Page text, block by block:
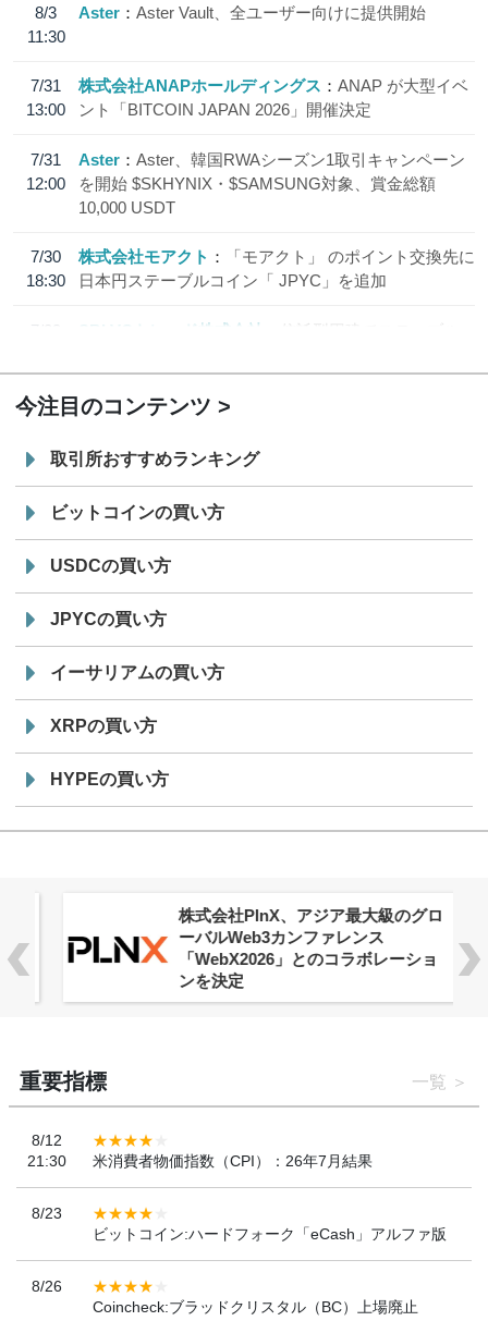
8/3
11:30
Aster Aster Vault、全ユーザー向けに提供開始
7/31
13:00
株式会社ANAPホールディングス
ANAP が大型イベ
ント「BITCOIN JAPAN 2026」開催決定
7/31
12:00
Aster
Aster、韓国RWAシーズン1取引キャンペーン
を開始 $SKHYNIX・$SAMSUNG対象、賞金総額
10,000 USDT
7/30
18:30
株式会社モアクト
「モアクト」 のポイント交換先に
日本円ステーブルコイン「 JPYC」を追加
7/29
SBI VCトレード株式会社
信託型円建てステーブル
今注目のコンテンツ
取引所おすすめランキング
ビットコインの買い方
USDCの買い方
JPYCの買い方
イーサリアムの買い方
XRPの買い方
HYPEの買い方
株式会社PlnX、アジア最大級のグロ
ーバルWeb3カンファレンス
「WebX2026」とのコラボレーショ
ンを決定
重要指標 一覧
8/12
21:30
米消費者物価指数（CPI）：26年7月結果
8/23
ビットコイン:ハードフォーク「eCash」アルファ版
8/26
Coincheck:ブラッドクリスタル（BC）上場廃止